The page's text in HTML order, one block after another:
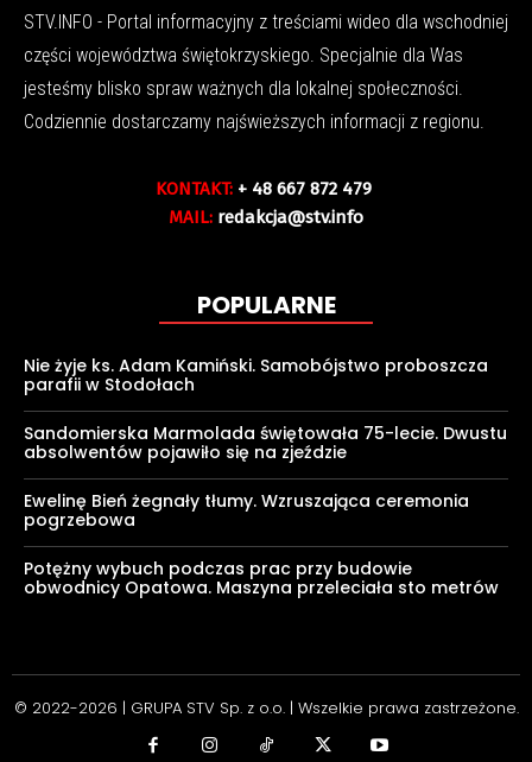
STV.INFO - Portal informacyjny z treściami wideo dla wschodniej
części województwa świętokrzyskiego. Specjalnie dla Was
jesteśmy blisko spraw ważnych dla lokalnej społeczności.
Codziennie dostarczamy najświeższych informacji z regionu.
KONTAKT: + 48 667 872 479
MAIL: redakcja@stv.info
POPULARNE
Nie żyje ks. Adam Kamiński. Samobójstwo proboszcza
parafii w Stodołach
Sandomierska Marmolada świętowała 75-lecie. Dwustu
absolwentów pojawiło się na zjeździe
Ewelinę Bień żegnały tłumy. Wzruszająca ceremonia
pogrzebowa
Potężny wybuch podczas prac przy budowie
obwodnicy Opatowa. Maszyna przeleciała sto metrów
© 2022-2026 | GRUPA STV Sp. z o.o. | Wszelkie prawa zastrzeżone.